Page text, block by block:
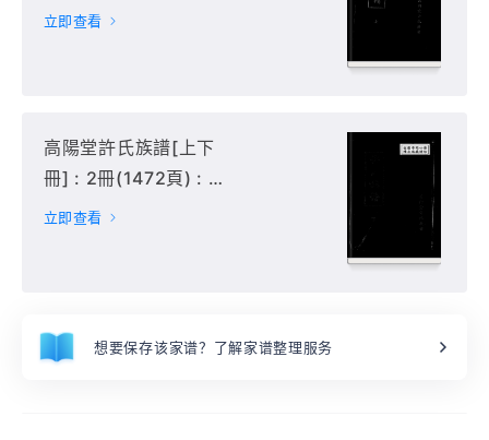
冊,
立即查看
高陽堂許氏族譜[上下
冊] : 2冊(1472頁) : 下
冊,
立即查看
想要保存该家谱？了解家谱整理服务